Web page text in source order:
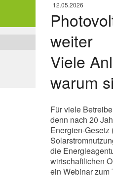
12.05.2026
weiter
Viele
warum
Für viele
denn nach 20
Energien-Gesetz
die
wirtschaftlichen
ein Webinar zum